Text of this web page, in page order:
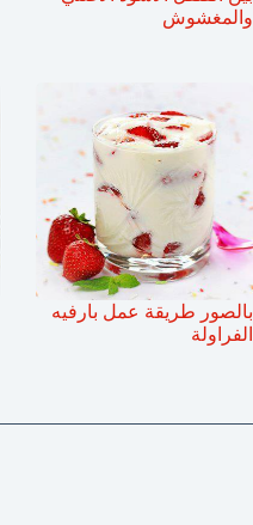
والمغشوش
بالصور طريقة عمل بارفيه
الفراولة